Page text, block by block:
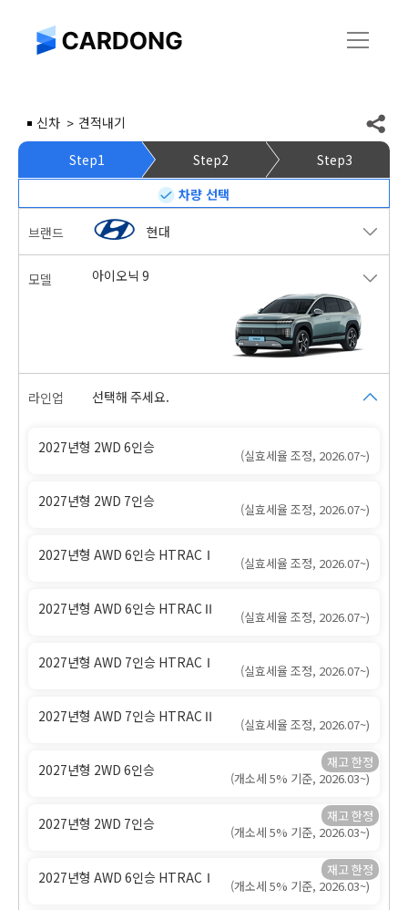
신차 견적내기
Step1 Step2
Step3
차량 선택
브랜드 현대
모델 아이오닉 9
라인업 선택해 주세요.
2027년형 2WD 6인승 (실효세율 조정, 2026.07~)
2027년형 2WD 7인승 (실효세율 조정, 2026.07~)
2027년형 AWD 6인승 HTRACⅠ (실효세율 조정, 2026.07~)
2027년형 AWD 6인승 HTRACⅡ (실효세율 조정, 2026.07~)
2027년형 AWD 7인승 HTRACⅠ (실효세율 조정, 2026.07~)
2027년형 AWD 7인승 HTRACⅡ (실효세율 조정, 2026.07~)
2027년형 2WD 6인승 (개소세 5% 기준, 2026.03~)
2027년형 2WD 7인승 (개소세 5% 기준, 2026.03~)
2027년형 AWD 6인승 HTRACⅠ (개소세 5% 기준, 2026.03~)